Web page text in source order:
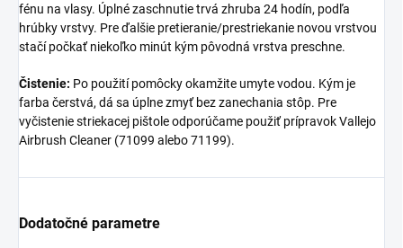
fénu na vlasy. Úplné zaschnutie trvá zhruba 24 hodín, podľa
hrúbky vrstvy. Pre ďalšie pretieranie/prestriekanie novou vrstvou
stačí počkať niekoľko minút kým pôvodná vrstva preschne.
Čistenie: Po použití pomôcky okamžite umyte vodou. Kým je
farba čerstvá, dá sa úplne zmyť bez zanechania stôp. Pre
vyčistenie striekacej pištole odporúčame použiť prípravok Vallejo
Airbrush Cleaner (71099 alebo 71199).
Dodatočné parametre